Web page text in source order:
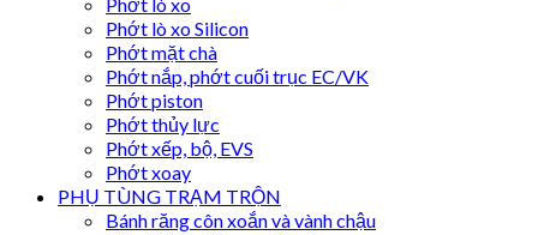
Phớt lò xo Silicon
Phớt mặt chà
Phớt nắp, phớt cuối trục EC/VK
Phớt piston
Phớt thủy lực
Phớt xếp, bộ, EVS
Phớt xoay
PHỤ TÙNG TRẠM TRỘN
Bánh răng côn xoắn và vành chậu